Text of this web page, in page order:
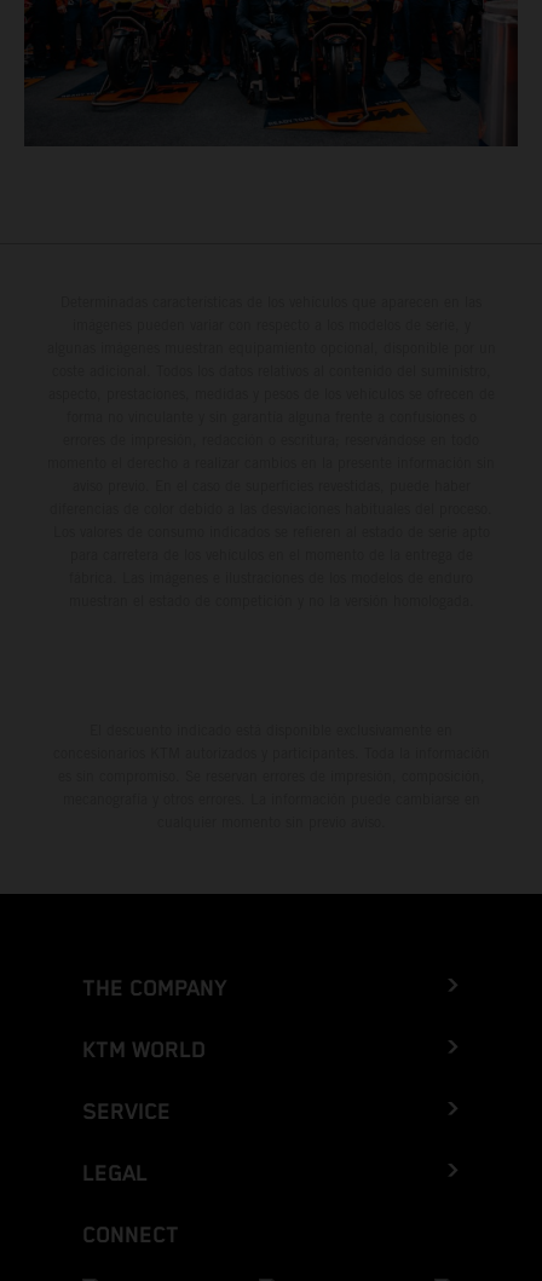
THE COMPANY
KTM WORLD
SERVICE
LEGAL
CONNECT